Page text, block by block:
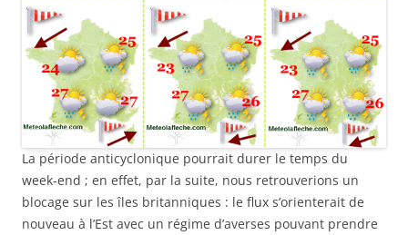
La période anticyclonique pourrait durer le temps du
week-end ; en effet, par la suite, nous retrouverions un
blocage sur les îles britanniques : le flux s’orienterait de
nouveau à l’Est avec un régime d’averses pouvant prendre